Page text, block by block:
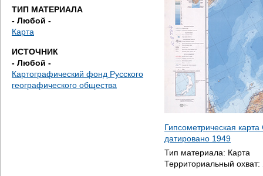
ТИП МАТЕРИАЛА
- Любой -
Карта
ИСТОЧНИК
- Любой -
Картографический фонд Русского
географического общества
Гипсометрическая
датировано 1949
Тип материала: Карта
Территориальный охват: